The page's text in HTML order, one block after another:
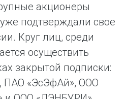
акционеры
подтверждали свое
Круг лиц, среди
осуществить
закрытой подписки:
ПАО «ЭсЭфАй», ООО